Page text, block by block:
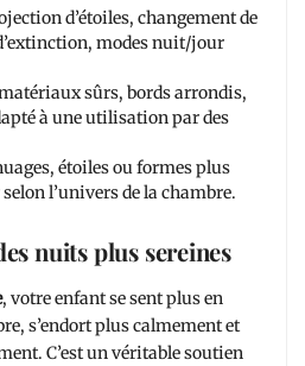
d’étoiles, changement de
modes nuit/jour
sûrs, bords arrondis,
à une utilisation par des
étoiles ou formes plus
l’univers de la chambre.
nuits plus sereines
, votre enfant se sent plus en
s’endort plus calmement et
C’est un véritable soutien